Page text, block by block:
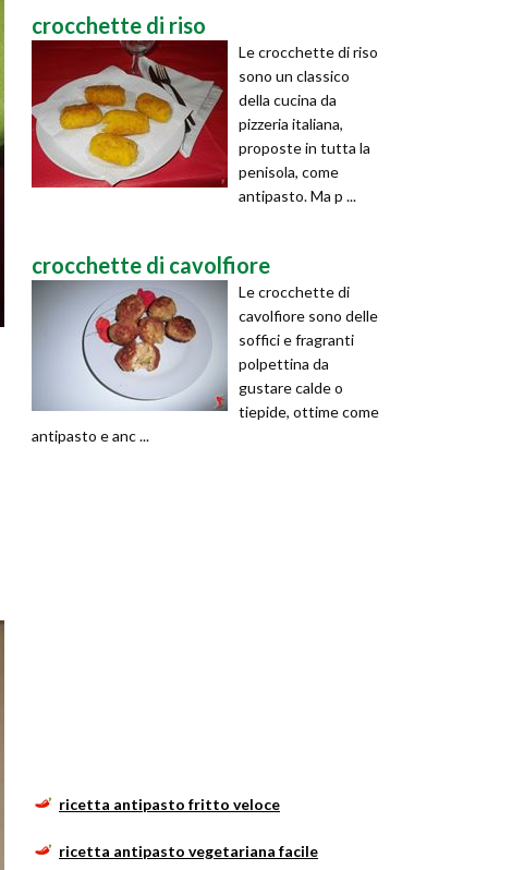
crocchette di riso
Le crocchette di riso
sono un classico
della cucina da
pizzeria italiana,
proposte in tutta la
penisola, come
antipasto. Ma p ...
crocchette di cavolfiore
Le crocchette di
cavolfiore sono delle
soffici e fragranti
polpettina da
gustare calde o
tiepide, ottime come
antipasto e anc ...
ricetta antipasto fritto veloce
ricetta antipasto vegetariana facile